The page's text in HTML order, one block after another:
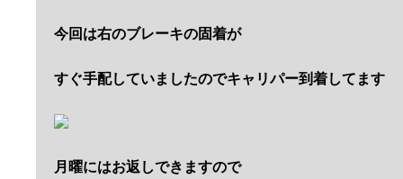
今回は右のブレーキの固着が
すぐ手配していましたのでキャリパー到着してます
月曜にはお返しできますので